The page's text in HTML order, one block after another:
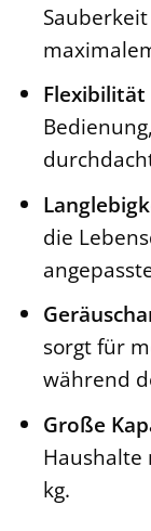
die
sorgt für
während
Große
Haushalte
kg.